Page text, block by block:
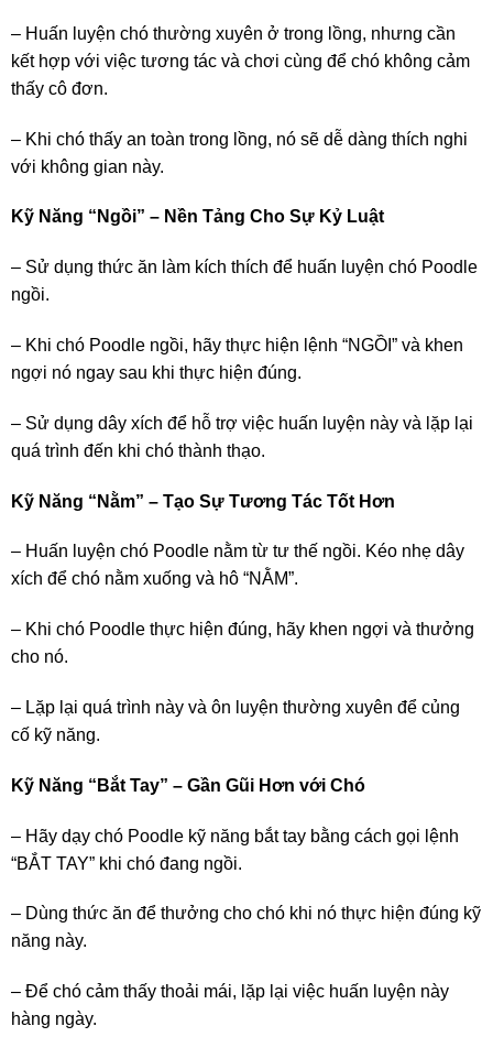
– Huấn luyện chó thường xuyên ở trong lồng, nhưng cần
kết hợp với việc tương tác và chơi cùng để chó không cảm
thấy cô đơn.
– Khi chó thấy an toàn trong lồng, nó sẽ dễ dàng thích nghi
với không gian này.
Kỹ Năng “Ngồi” – Nền Tảng Cho Sự Kỷ Luật
– Sử dụng thức ăn làm kích thích để huấn luyện chó Poodle
ngồi.
– Khi chó Poodle ngồi, hãy thực hiện lệnh “NGỒI” và khen
ngợi nó ngay sau khi thực hiện đúng.
– Sử dụng dây xích để hỗ trợ việc huấn luyện này và lặp lại
quá trình đến khi chó thành thạo.
Kỹ Năng “Nằm” – Tạo Sự Tương Tác Tốt Hơn
– Huấn luyện chó Poodle nằm từ tư thế ngồi. Kéo nhẹ dây
xích để chó nằm xuống và hô “NẰM”.
– Khi chó Poodle thực hiện đúng, hãy khen ngợi và thưởng
cho nó.
– Lặp lại quá trình này và ôn luyện thường xuyên để củng
cố kỹ năng.
Kỹ Năng “Bắt Tay” – Gần Gũi Hơn với Chó
– Hãy dạy chó Poodle kỹ năng bắt tay bằng cách gọi lệnh
“BẮT TAY” khi chó đang ngồi.
– Dùng thức ăn để thưởng cho chó khi nó thực hiện đúng kỹ
năng này.
– Để chó cảm thấy thoải mái, lặp lại việc huấn luyện này
hàng ngày.